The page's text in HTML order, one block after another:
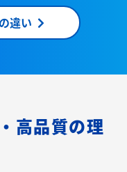
違い
高品質の理